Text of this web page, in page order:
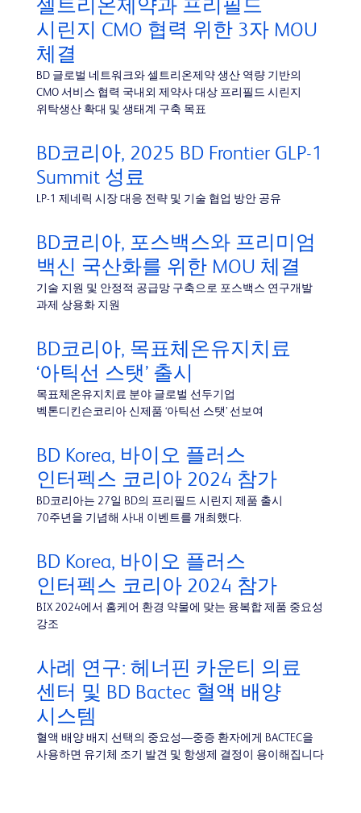
셀트리온제약과 프리필드
시린지 CMO 협력 위한 3자 MOU
체결
BD 글로벌 네트워크와 셀트리온제약 생산 역량 기반의
CMO 서비스 협력 국내외 제약사 대상 프리필드 시린지
위탁생산 확대 및 생태계 구축 목표
BD코리아, 2025 BD Frontier GLP-1
Summit 성료
LP-1 제네릭 시장 대응 전략 및 기술 협업 방안 공유
BD코리아, 포스백스와 프리미엄
백신 국산화를 위한 MOU 체결
기술 지원 및 안정적 공급망 구축으로 포스백스 연구개발
과제 상용화 지원
BD코리아, 목표체온유지치료
‘아틱선 스탯’ 출시
목표체온유지치료 분야 글로벌 선두기업
벡톤디킨슨코리아 신제품 ‘아틱선 스탯’ 선보여
BD Korea, 바이오 플러스
인터펙스 코리아 2024 참가
BD코리아는 27일 BD의 프리필드 시린지 제품 출시
70주년을 기념해 사내 이벤트를 개최했다.
BD Korea, 바이오 플러스
인터펙스 코리아 2024 참가
BIX 2024에서 홈케어 환경 약물에 맞는 융복합 제품 중요성
강조
사례 연구: 헤너핀 카운티 의료
센터 및 BD Bactec 혈액 배양
시스템
혈액 배양 배지 선택의 중요성—중증 환자에게 BACTEC을
사용하면 유기체 조기 발견 및 항생제 결정이 용이해집니다